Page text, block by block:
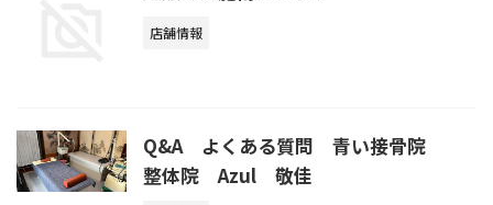
店舗情報
Q&A よくある質問 青い接骨院
整体院 Azul 敬佳